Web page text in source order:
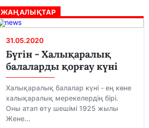
ЖАҢАЛЫҚТАР
31.05.2020
Бүгін - Халықаралық
балаларды қорғау күні
Халықаралық балалар күні - ең көне
халықаралық мерекелердің бірі.
Оны атап өту шешімі 1925 жылы
Жене...